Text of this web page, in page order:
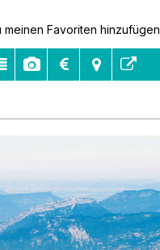
meinen Favoriten hinzufügen